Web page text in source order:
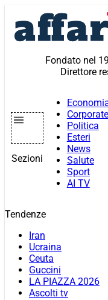
contenuto
Fondato nel
Direttore
Sezioni
Corporate
Politica
Esteri
News
Salute
Sport
AI TV
Tendenze
Iran
Ucraina
Ceuta
Guccini
LA PIAZZA 2026
Ascolti tv